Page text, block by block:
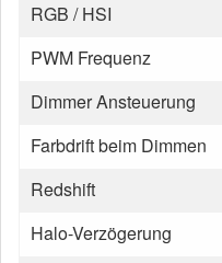
RGB / HSI
PWM Frequenz
Dimmer Ansteuerung
Farbdrift beim Dimmen
Redshift
Halo-Verzögerung